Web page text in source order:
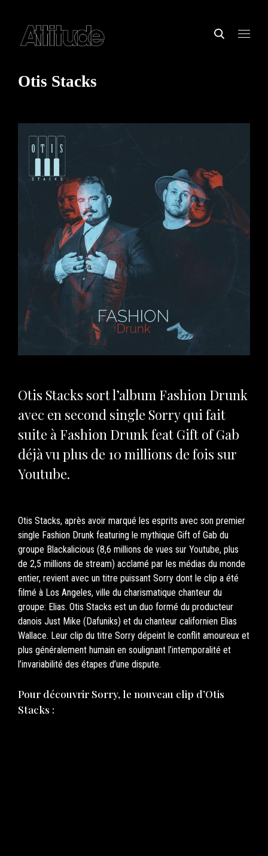
Otis Stacks
Otis Stacks sort l’album Fashion Drunk
avec en second single Sorry qui fait
suite à Fashion Drunk feat Gift of Gab
déjà vu plus de 10 millions de fois sur
Youtube.
Otis Stacks, après avoir marqué les esprits avec son premier
single Fashion Drunk featuring le mythique Gift of Gab du
groupe Blackalicious (8,6 millions de vues sur Youtube, plus
de 2,5 millions de stream) acclamé par les médias du monde
entier, revient avec un titre puissant Sorry dont le clip a été
filmé à Los Angeles, ville du charismatique chanteur du
groupe: Elias. Otis Stacks est un duo formé du producteur
danois Just Mike (Dafuniks) et du chanteur californien Elias
Wallace. Leur clip du titre Sorry dépeint le conflit amoureux et
plus généralement humain en soulignant l’intemporalité et
l’invariabilité des étapes d’une dispute.
Pour découvrir Sorry, le nouveau clip d’Otis
Stacks :